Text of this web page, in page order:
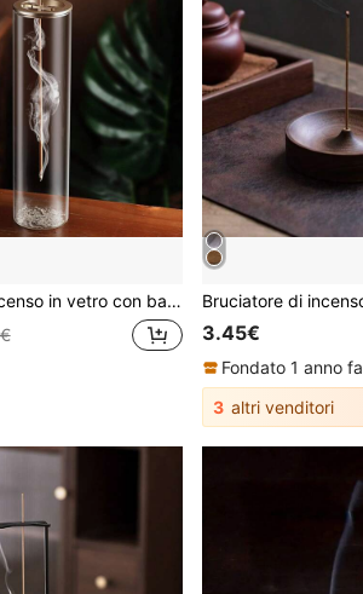
per meditazione, yoga, spa e decorazione domestica - adatto per bastoncini di incenso da 0,39-0,118 pollici
3.45€
Fondato 1 anno fa
3 altri venditori